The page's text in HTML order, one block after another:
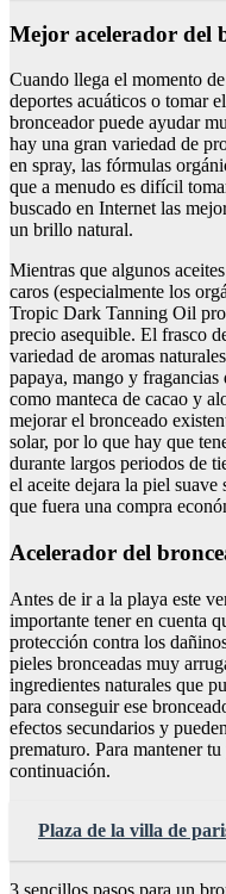
Mejor acelerador del
Cuando llega el momento
deportes acuáticos o tomar
bronceador puede ayudar
hay una gran variedad de
en spray, las fórmulas
que a menudo es difícil
buscado en Internet las
un brillo natural.
Mientras que algunos
caros (especialmente los
Tropic Dark Tanning Oil
precio asequible. El frasco
variedad de aromas
papaya, mango y
como manteca de cacao y
mejorar el bronceado
solar, por lo que hay que
durante largos periodos de
el aceite dejara la piel
que fuera una compra
Acelerador del
Antes de ir a la playa este
importante tener en cuenta
protección contra los
pieles bronceadas muy
ingredientes naturales que
para conseguir ese
efectos secundarios y
prematuro. Para mantener
continuación.
Plaza de la villa de
3 sencillos pasos para un